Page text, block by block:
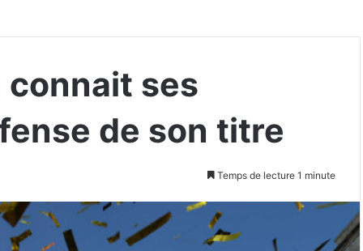
connait ses
de son titre
Temps de lecture 1 minute